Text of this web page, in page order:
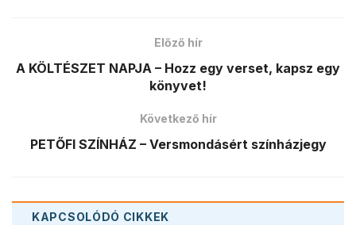
Előző hír
A KÖLTÉSZET NAPJA – Hozz egy verset, kapsz egy
könyvet!
Következő hír
PETŐFI SZÍNHÁZ – Versmondásért színházjegy
KAPCSOLÓDÓ CIKKEK